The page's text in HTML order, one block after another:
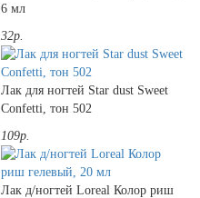
6 мл
32р.
Лак для ногтей Star dust Sweet
Confetti, тон 502
109р.
Лак д/ногтей Loreal Колор риш